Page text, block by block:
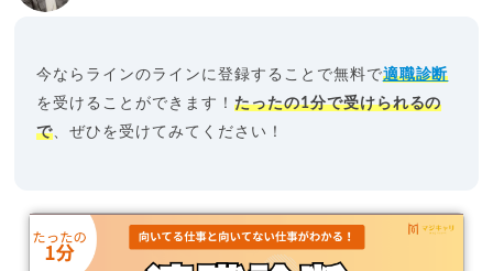
今ならラインのラインに登録することで無料で適職診断
を受けることができます！ たったの1分で受けられるの
で、ぜひを受けてみてください！